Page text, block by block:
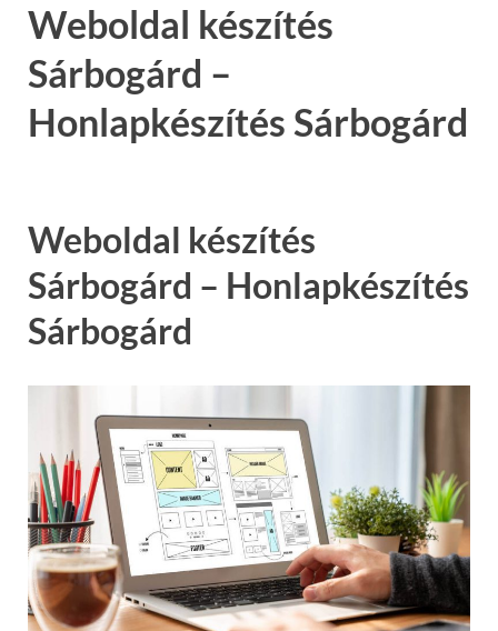
Weboldal készítés
Sárbogárd –
Honlapkészítés Sárbogárd
Weboldal készítés
Sárbogárd – Honlapkészítés
Sárbogárd